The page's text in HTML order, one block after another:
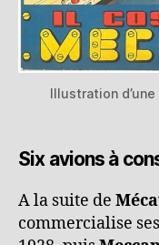
Illustration
Six avions à
A la suite de
commercialise